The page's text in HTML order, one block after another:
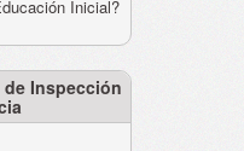
Inicial?
Inspección